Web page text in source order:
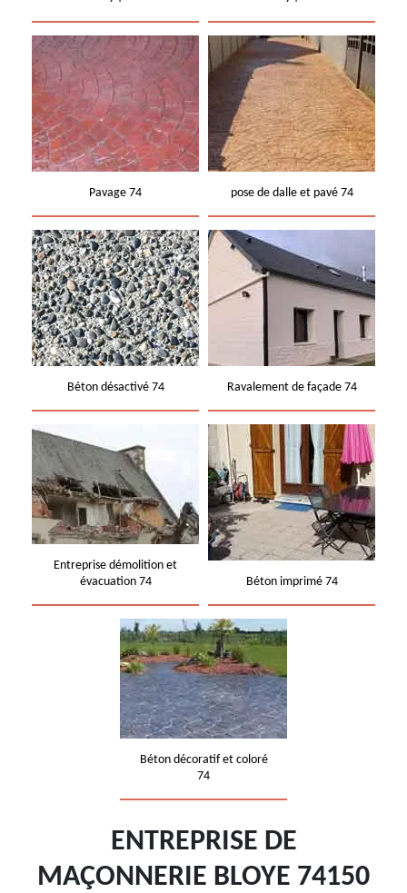
Pavage 74 pose de dalle et pavé 74
Béton désactivé 74 Ravalement de façade 74
Entreprise démolition et
évacuation 74
Béton imprimé 74
Béton décoratif et coloré
74
ENTREPRISE DE
MAÇONNERIE BLOYE 74150